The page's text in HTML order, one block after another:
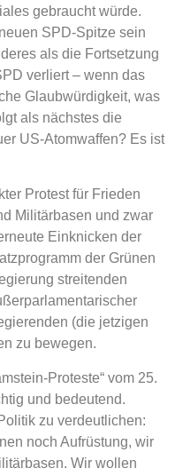
gebraucht würde.
SPD-Spitze sein
als die Fortsetzung
verliert – wenn das
Glaubwürdigkeit, was
als nächstes die
US-Atomwaffen? Es ist
Protest für Frieden
Militärbasen und zwar
Einknicken der
der Grünen
streitenden
(die jetzigen
zu bewegen.
Proteste“ vom 25.
und bedeutend.
zu verdeutlichen:
noch Aufrüstung, wir
Wir wollen